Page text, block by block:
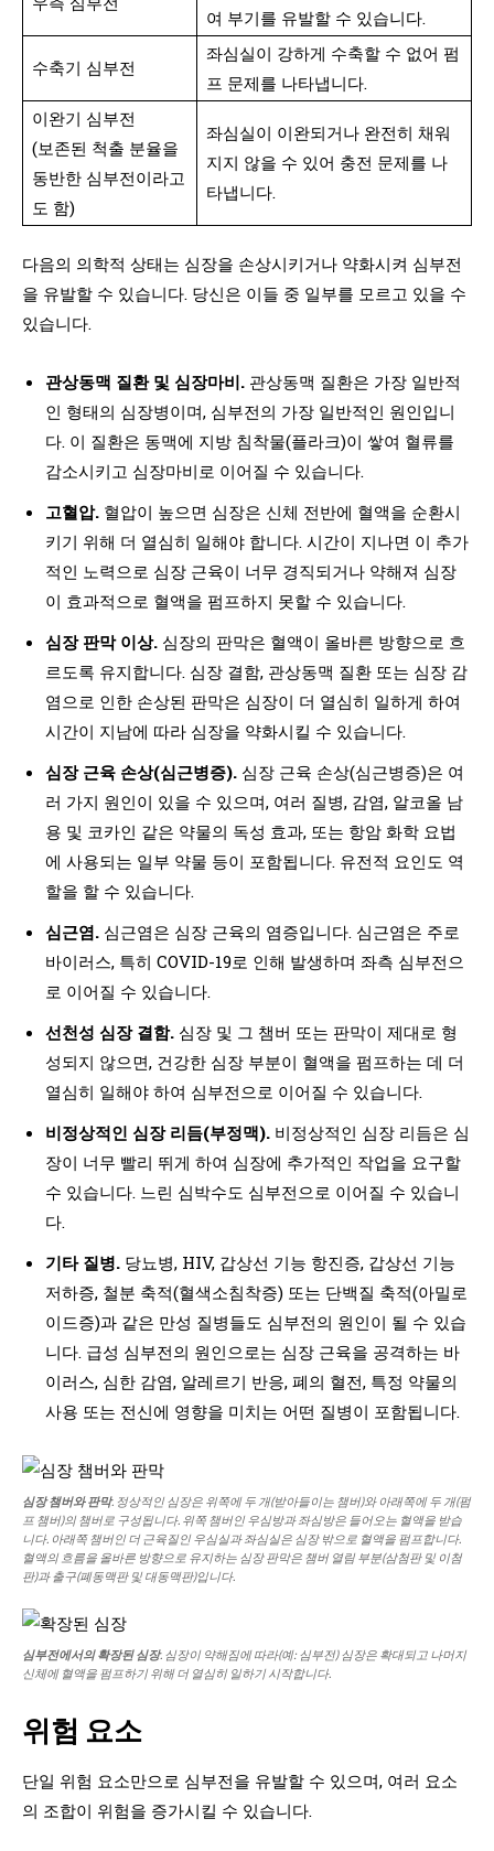
여 부기를 유발할 수 있습니다.
수축기 심부전
좌심실이 강하게 수축할 수 없어 펌
프 문제를 나타냅니다.
이완기 심부전
(보존된 척출 분율을
동반한 심부전이라고
도 함)
좌심실이 이완되거나 완전히 채워
지지 않을 수 있어 충전 문제를 나
타냅니다.
다음의 의학적 상태는 심장을 손상시키거나 약화시켜 심부전
을 유발할 수 있습니다. 당신은 이들 중 일부를 모르고 있을 수
있습니다.
관상동맥 질환 및 심장마비. 관상동맥 질환은 가장 일반적
인 형태의 심장병이며, 심부전의 가장 일반적인 원인입니
다. 이 질환은 동맥에 지방 침착물(플라크)이 쌓여 혈류를
감소시키고 심장마비로 이어질 수 있습니다.
고혈압. 혈압이 높으면 심장은 신체 전반에 혈액을 순환시
키기 위해 더 열심히 일해야 합니다. 시간이 지나면 이 추가
적인 노력으로 심장 근육이 너무 경직되거나 약해져 심장
이 효과적으로 혈액을 펌프하지 못할 수 있습니다.
심장 판막 이상. 심장의 판막은 혈액이 올바른 방향으로 흐
르도록 유지합니다. 심장 결함, 관상동맥 질환 또는 심장 감
염으로 인한 손상된 판막은 심장이 더 열심히 일하게 하여
시간이 지남에 따라 심장을 약화시킬 수 있습니다.
심장 근육 손상(심근병증). 심장 근육 손상(심근병증)은 여
러 가지 원인이 있을 수 있으며, 여러 질병, 감염, 알코올 남
용 및 코카인 같은 약물의 독성 효과, 또는 항암 화학 요법
에 사용되는 일부 약물 등이 포함됩니다. 유전적 요인도 역
할을 할 수 있습니다.
심근염. 심근염은 심장 근육의 염증입니다. 심근염은 주로
바이러스, 특히 COVID-19로 인해 발생하며 좌측 심부전으
로 이어질 수 있습니다.
선천성 심장 결함. 심장 및 그 챔버 또는 판막이 제대로 형
성되지 않으면, 건강한 심장 부분이 혈액을 펌프하는 데 더
열심히 일해야 하여 심부전으로 이어질 수 있습니다.
비정상적인 심장 리듬(부정맥). 비정상적인 심장 리듬은 심
장이 너무 빨리 뛰게 하여 심장에 추가적인 작업을 요구할
수 있습니다. 느린 심박수도 심부전으로 이어질 수 있습니
다.
기타 질병. 당뇨병, HIV, 갑상선 기능 항진증, 갑상선 기능
저하증, 철분 축적(혈색소침착증) 또는 단백질 축적(아밀로
이드증)과 같은 만성 질병들도 심부전의 원인이 될 수 있습
니다. 급성 심부전의 원인으로는 심장 근육을 공격하는 바
이러스, 심한 감염, 알레르기 반응, 폐의 혈전, 특정 약물의
사용 또는 전신에 영향을 미치는 어떤 질병이 포함됩니다.
심장 챔버와 판막. 정상적인 심장은 위쪽에 두 개(받아들이는 챔버)와 아래쪽에 두 개(펌
프 챔버)의 챔버로 구성됩니다. 위쪽 챔버인 우심방과 좌심방은 들어오는 혈액을 받습
니다. 아래쪽 챔버인 더 근육질인 우심실과 좌심실은 심장 밖으로 혈액을 펌프합니다.
혈액의 흐름을 올바른 방향으로 유지하는 심장 판막은 챔버 열림 부분(삼첨판 및 이첨
판)과 출구(폐동맥판 및 대동맥판)입니다.
심부전에서의 확장된 심장. 심장이 약해짐에 따라(예: 심부전) 심장은 확대되고 나머지
신체에 혈액을 펌프하기 위해 더 열심히 일하기 시작합니다.
위험 요소
단일 위험 요소만으로 심부전을 유발할 수 있으며, 여러 요소
의 조합이 위험을 증가시킬 수 있습니다.